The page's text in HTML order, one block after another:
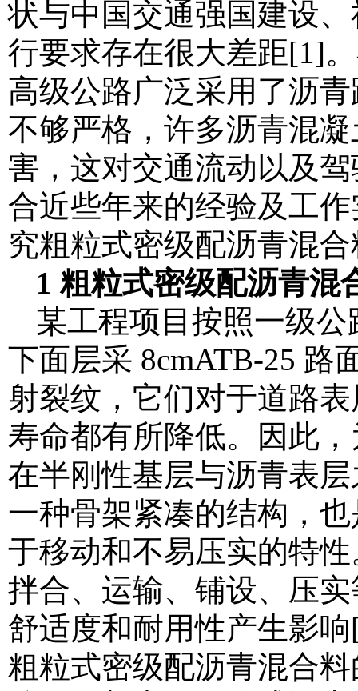
状与中国交通强国建设
行要求存在很大差距[1]
高级公路广泛采用了沥
不够严格，许多沥青混
害，这对交通流动以及
合近些年来的经验及工
究粗粒式密级配沥青混
1 粗粒式密级配沥青混
某工程项目按照一级
下面层采 8cmATB-25 路
射裂纹，它们对于道路
寿命都有所降低。因此
在半刚性基层与沥青表
一种骨架紧凑的结构，
于移动和不易压实的特
拌合、运输、铺设、压
舒适度和耐用性产生影
粗粒式密级配沥青混合